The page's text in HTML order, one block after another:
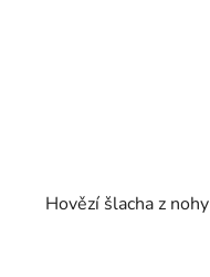
Hovězí šlacha z nohy